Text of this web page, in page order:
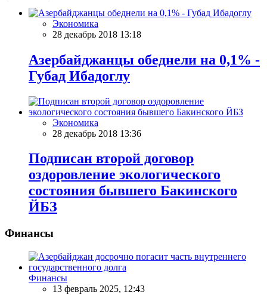
Экономика
28 декабрь 2018 13:18
Азербайджанцы обеднели на 0,1% -
Губад Ибадоглу
Экономика
28 декабрь 2018 13:36
Подписан второй договор
оздоровление экологического
состояния бывшего Бакинского
ЙБЗ
Финансы
Финансы
13 февраль 2025, 12:43